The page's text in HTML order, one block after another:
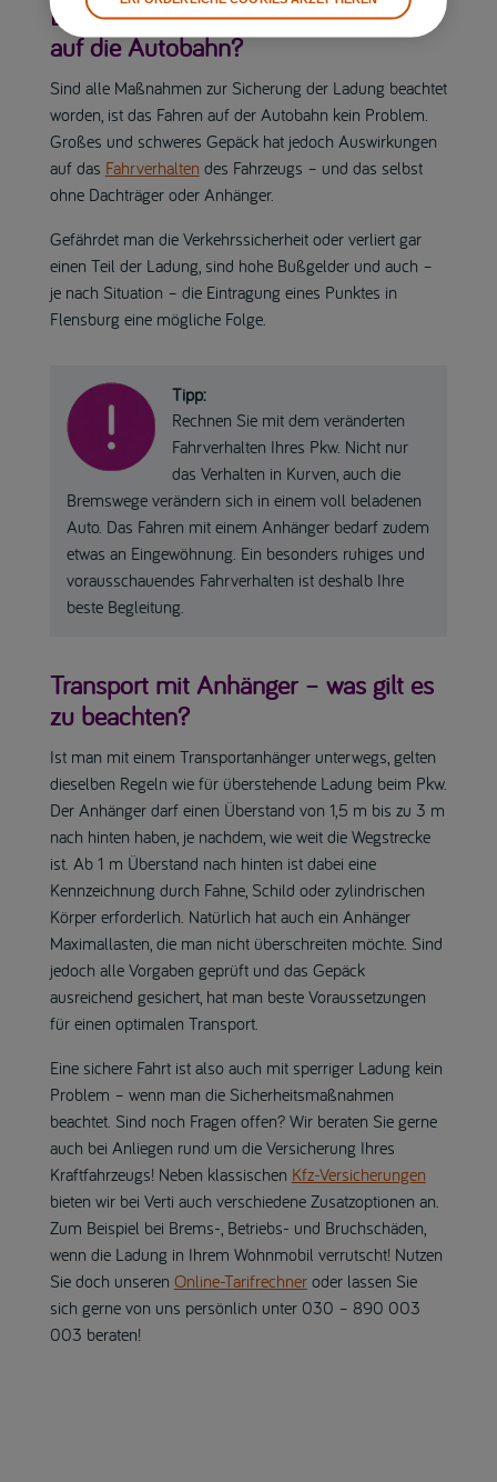
Darf ich mit überstehender Ladung
auf die Autobahn?
Sind alle Maßnahmen zur Sicherung der Ladung beachtet
worden, ist das Fahren auf der Autobahn kein Problem.
Großes und schweres Gepäck hat jedoch Auswirkungen
auf das Fahrverhalten des Fahrzeugs – und das selbst
ohne Dachträger oder Anhänger.
Gefährdet man die Verkehrssicherheit oder verliert gar
einen Teil der Ladung, sind hohe Bußgelder und auch –
je nach Situation – die Eintragung eines Punktes in
Flensburg eine mögliche Folge.
Tipp:
Rechnen Sie mit dem veränderten
Fahrverhalten Ihres Pkw. Nicht nur
das Verhalten in Kurven, auch die
Bremswege verändern sich in einem voll beladenen
Auto. Das Fahren mit einem Anhänger bedarf zudem
etwas an Eingewöhnung. Ein besonders ruhiges und
vorausschauendes Fahrverhalten ist deshalb Ihre
beste Begleitung.
Transport mit Anhänger – was gilt es
zu beachten?
Ist man mit einem Transportanhänger unterwegs, gelten
dieselben Regeln wie für überstehende Ladung beim Pkw.
Der Anhänger darf einen Überstand von 1,5 m bis zu 3 m
nach hinten haben, je nachdem, wie weit die Wegstrecke
ist. Ab 1 m Überstand nach hinten ist dabei eine
Kennzeichnung durch Fahne, Schild oder zylindrischen
Körper erforderlich. Natürlich hat auch ein Anhänger
Maximallasten, die man nicht überschreiten möchte. Sind
jedoch alle Vorgaben geprüft und das Gepäck
ausreichend gesichert, hat man beste Voraussetzungen
für einen optimalen Transport.
Eine sichere Fahrt ist also auch mit sperriger Ladung kein
Problem – wenn man die Sicherheitsmaßnahmen
beachtet. Sind noch Fragen offen? Wir beraten Sie gerne
auch bei Anliegen rund um die Versicherung Ihres
Kraftfahrzeugs! Neben klassischen Kfz-Versicherungen
bieten wir bei Verti auch verschiedene Zusatzoptionen an.
Zum Beispiel bei Brems-, Betriebs- und Bruchschäden,
wenn die Ladung in Ihrem Wohnmobil verrutscht! Nutzen
Sie doch unseren Online-Tarifrechneroder lassen Sie
sich gerne von uns persönlich unter 030 – 890 003
003 beraten!